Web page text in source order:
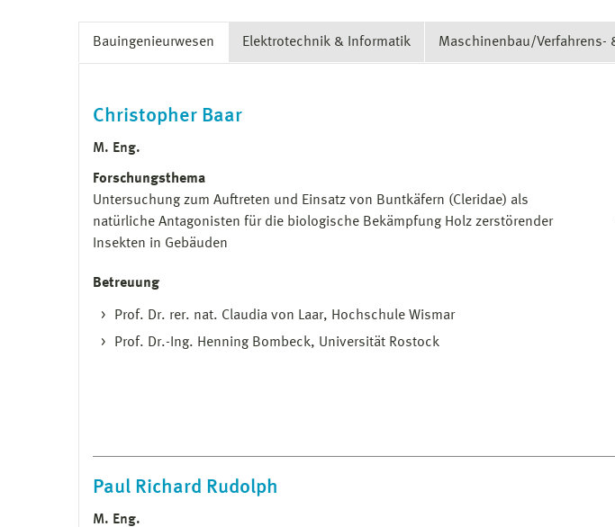
Bauingenieurwesen Elektrotechnik & Informatik Maschinenbau/Verfahrens-
Christopher Baar
M. Eng.
Forschungsthema
Untersuchung zum Auftreten und Einsatz von Buntkäfern (Cleridae) als
natürliche Antagonisten für die biologische Bekämpfung Holz zerstörender
Insekten in Gebäuden
Betreuung
Prof. Dr. rer. nat. Claudia von Laar, Hochschule Wismar
Prof. Dr.-Ing. Henning Bombeck, Universität Rostock
Paul Richard Rudolph
M. Eng.